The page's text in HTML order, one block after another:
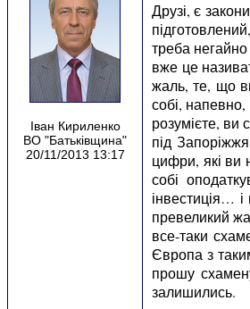
Іван Кириленко
ВО "Батьківщина"
20/11/2013 13:17
Друзі, є
треба негайно
вже це
жаль, те, що
собі,
розумієте, ви
під
цифри, які ви
собі
інвестиція…
превеликий
все-таки
Європа з
прошу
залишились.